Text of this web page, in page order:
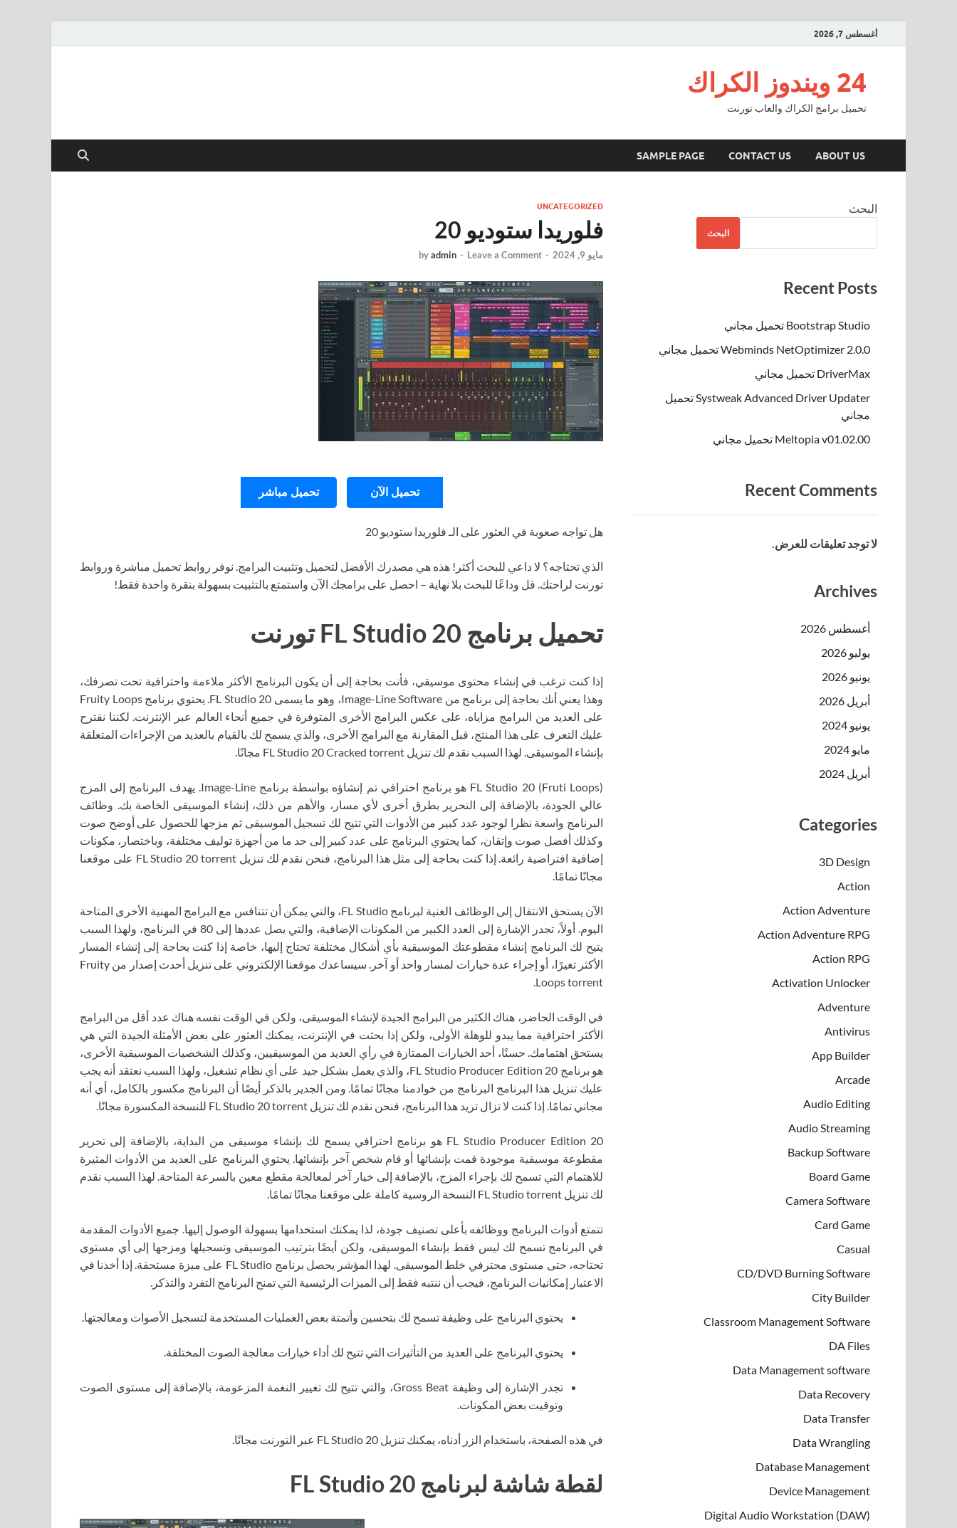
أغسطس 7, 2026
24 ويندوز الكراك
تحميل برامج الكراك والعاب تورنت
ABOUT US
CONTACT US
SAMPLE PAGE
UNCATEGORIZED
فلوريدا ستوديو 20
مايو 9, 2024 -
byadmin - Leave a Comment
تحميل الآن تحميل مباشر
هل تواجه صعوبة في العثور على الـ فلوريدا ستوديو 20
الذي تحتاجه؟ لا داعي للبحث أكثر! هذه هي مصدرك الأفضل لتحميل وتثبيت البرامج. نوفر روابط تحميل مباشرة وروابط
تورنت لراحتك. قل وداعًا للبحث بلا نهاية – احصل على برامجك الآن واستمتع بالتثبيت بسهولة بنقرة واحدة فقط!
تحميل برنامج FL Studio 20 تورنت
إذا كنت ترغب في إنشاء محتوى موسيقي، فأنت بحاجة إلى أن يكون البرنامج الأكثر ملاءمة واحترافية تحت تصرفك،
وهذا يعني أنك بحاجة إلى برنامج من Image-Line Software، وهو ما يسمى FL Studio 20. يحتوي برنامج Fruity Loops
على العديد من البرامج مزاياه، على عكس البرامج الأخرى المتوفرة في جميع أنحاء العالم عبر الإنترنت. لكننا نقترح
عليك التعرف على هذا المنتج، قبل المقارنة مع البرامج الأخرى، والذي يسمح لك بالقيام بالعديد من الإجراءات المتعلقة
بإنشاء الموسيقى. لهذا السبب نقدم لك تنزيل FL Studio 20 Cracked torrent مجانًا.
FL Studio 20 (Fruti Loops) هو برنامج احترافي تم إنشاؤه بواسطة برنامج Image-Line. يهدف البرنامج إلى المزج
عالي الجودة، بالإضافة إلى التحرير بطرق أخرى لأي مسار، والأهم من ذلك، إنشاء الموسيقى الخاصة بك. وظائف
البرنامج واسعة نظرا لوجود عدد كبير من الأدوات التي تتيح لك تسجيل الموسيقى ثم مزجها للحصول على أوضح صوت
وكذلك أفضل صوت وإتقان، كما يحتوي البرنامج على عدد كبير إلى حد ما من أجهزة توليف مختلفة، وباختصار، مكونات
إضافية افتراضية رائعة. إذا كنت بحاجة إلى مثل هذا البرنامج، فنحن نقدم لك تنزيل FL Studio 20 torrent على موقعنا
مجانًا تمامًا.
الآن يستحق الانتقال إلى الوظائف الغنية لبرنامج FL Studio، والتي يمكن أن تتنافس مع البرامج المهنية الأخرى المتاحة
اليوم. أولاً، تجدر الإشارة إلى العدد الكبير من المكونات الإضافية، والتي يصل عددها إلى 80 في البرنامج، ولهذا السبب
يتيح لك البرنامج إنشاء مقطوعتك الموسيقية بأي أشكال مختلفة تحتاج إليها، خاصة إذا كنت بحاجة إلى إنشاء المسار
الأكثر تغيرًا، أو إجراء عدة خيارات لمسار واحد أو آخر. سيساعدك موقعنا الإلكتروني على تنزيل أحدث إصدار من Fruity
Loops torrent.
في الوقت الحاضر، هناك الكثير من البرامج الجيدة لإنشاء الموسيقى، ولكن في الوقت نفسه هناك عدد أقل من البرامج
الأكثر احترافية مما يبدو للوهلة الأولى، ولكن إذا بحثت في الإنترنت، يمكنك العثور على بعض الأمثلة الجيدة التي هي
يستحق اهتمامك. حسنًا، أحد الخيارات الممتازة في رأي العديد من الموسيقيين، وكذلك الشخصيات الموسيقية الأخرى،
هو برنامج FL Studio Producer Edition 20، والذي يعمل بشكل جيد على أي نظام تشغيل، ولهذا السبب نعتقد أنه يجب
عليك تنزيل هذا البرنامج البرنامج من خوادمنا مجانًا تمامًا. ومن الجدير بالذكر أيضًا أن البرنامج مكسور بالكامل، أي أنه
مجاني تمامًا. إذا كنت لا تزال تريد هذا البرنامج، فنحن نقدم لك تنزيل FL Studio 20 torrent للنسخة المكسورة مجانًا.
FL Studio Producer Edition 20 هو برنامج احترافي يسمح لك بإنشاء موسيقى من البداية، بالإضافة إلى تحرير
مقطوعة موسيقية موجودة قمت بإنشائها أو قام شخص آخر بإنشائها. يحتوي البرنامج على العديد من الأدوات المثيرة
للاهتمام التي تسمح لك بإجراء المزج، بالإضافة إلى خيار آخر لمعالجة مقطع معين بالسرعة المتاحة. لهذا السبب نقدم
لك تنزيل FL Studio torrent النسخة الروسية كاملة على موقعنا مجانًا تمامًا.
تتمتع أدوات البرنامج ووظائفه بأعلى تصنيف جودة، لذا يمكنك استخدامها بسهولة الوصول إليها. جميع الأدوات المقدمة
في البرنامج تسمح لك ليس فقط بإنشاء الموسيقى، ولكن أيضًا بترتيب الموسيقى وتسجيلها ومزجها إلى أي مستوى
تحتاجه، حتى مستوى محترفي خلط الموسيقى. لهذا المؤشر يحصل برنامج FL Studio على ميزة مستحقة. إذا أخذنا في
الاعتبار إمكانيات البرنامج، فيجب أن ننتبه فقط إلى الميزات الرئيسية التي تمنح البرنامج التفرد والتذكر.
يحتوي البرنامج على وظيفة تسمح لك بتحسين وأتمتة بعض العمليات المستخدمة لتسجيل الأصوات ومعالجتها.
يحتوي البرنامج على العديد من التأثيرات التي تتيح لك أداء خيارات معالجة الصوت المختلفة.
تجدر الإشارة إلى وظيفة Gross Beat، والتي تتيح لك تغيير النغمة المزعومة، بالإضافة إلى مستوى الصوت
وتوقيت بعض المكونات.
في هذه الصفحة، باستخدام الزر أدناه، يمكنك تنزيل FL Studio 20 عبر التورنت مجانًا.
لقطة شاشة لبرنامج FL Studio 20
البحث
البحث
Recent Posts
Bootstrap Studio تحميل مجاني
Webminds NetOptimizer 2.0.0 تحميل مجاني
DriverMax تحميل مجاني
Systweak Advanced Driver Updater تحميل
مجاني
Meltopia v01.02.00 تحميل مجاني
Recent Comments
لا توجد تعليقات للعرض.
Archives
أغسطس 2026
يوليو 2026
يونيو 2026
أبريل 2026
يونيو 2024
مايو 2024
أبريل 2024
Categories
3D Design
Action
Action Adventure
Action Adventure RPG
Action RPG
Activation Unlocker
Adventure
Antivirus
App Builder
Arcade
Audio Editing
Audio Streaming
Backup Software
Board Game
Camera Software
Card Game
Casual
CD/DVD Burning Software
City Builder
Classroom Management Software
DA Files
Data Management software
Data Recovery
Data Transfer
Data Wrangling
Database Management
Device Management
Digital Audio Workstation (DAW)